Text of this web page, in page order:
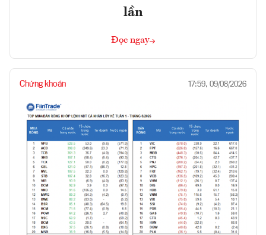
lần
Đọc ngay
Chứng khoán 17:59, 09/08/2026